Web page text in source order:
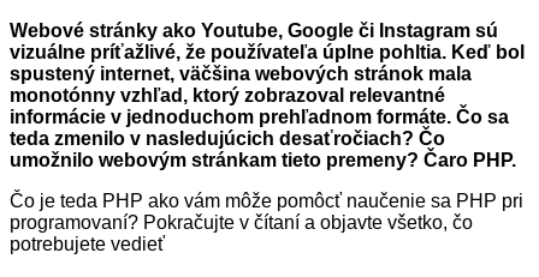
Webové stránky ako Youtube, Google či Instagram sú
vizuálne príťažlivé, že používateľa úplne pohltia. Keď bol
spustený internet, väčšina webových stránok mala
monotónny vzhľad, ktorý zobrazoval relevantné
informácie v jednoduchom prehľadnom formáte. Čo sa
teda zmenilo v nasledujúcich desaťročiach? Čo
umožnilo webovým stránkam tieto premeny? Čaro PHP.
Čo je teda PHP ako vám môže pomôcť naučenie sa PHP pri
programovaní? Pokračujte v čítaní a objavte všetko, čo
potrebujete vedieť